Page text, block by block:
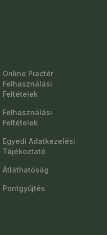
Online Piactér
Felhasználási
Feltételek
Felhasználási
Feltételek
Egyedi Adatkezelési
Tájékoztató
Átláthatóság
Pontgyűjtés